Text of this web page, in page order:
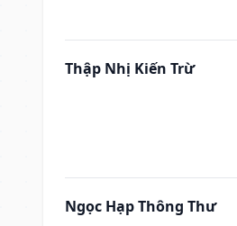
Thập Nhị Kiến Trừ
Ngọc Hạp Thông Thư